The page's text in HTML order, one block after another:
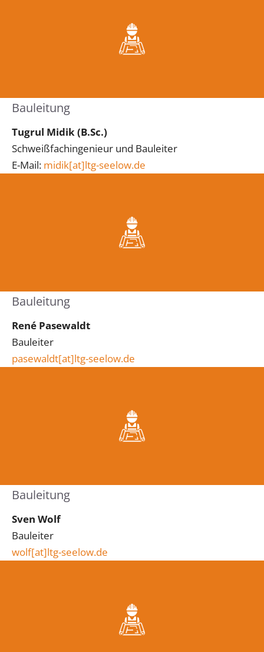
Bauleitung
Tugrul Midik(B.Sc.)
Schweißfachingenieur und Bauleiter
E-Mail: midik[at]ltg-seelow.de
Bauleitung
René Pasewaldt
Bauleiter
pasewaldt[at]ltg-seelow.de
Bauleitung
Sven Wolf
Bauleiter
wolf[at]ltg-seelow.de